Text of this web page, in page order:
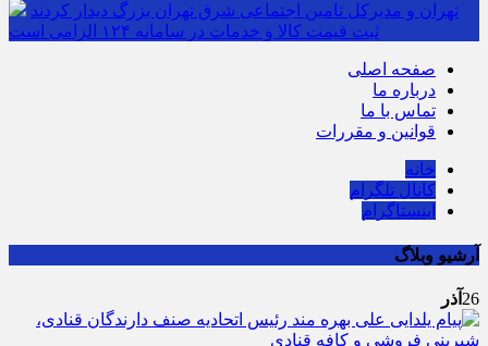
تهران و مدیرکل تامین اجتماعی شرق تهران بزرگ دیدار کردند
ثبت قیمت کالا و خدمات در سامانه ۱۲۴ الزامی است
صفحه اصلی
درباره ما
تماس با ما
قوانین و مقررات
خانه
کانال تلگرام
اینستاگرام
آرشیو وبلاگ
26 آذر